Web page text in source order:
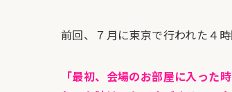
前回、７月に東京で行われた４
「最初、会場のお部屋に入った